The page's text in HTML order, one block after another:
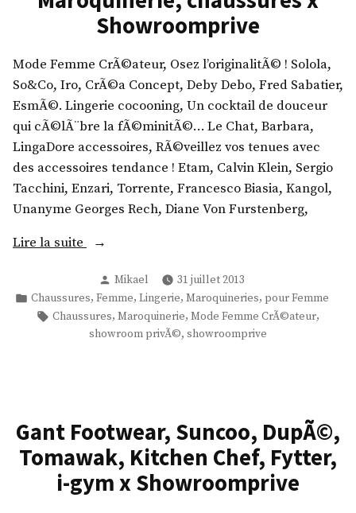
Showroomprive
Mode Femme CrÃ©ateur, Osez l’originalitÃ© ! Solola,
So&Co, Iro, CrÃ©a Concept, Deby Debo, Fred Sabatier,
EsmÃ©. Lingerie cocooning, Un cocktail de douceur
qui cÃ©lÃ¨bre la fÃ©minitÃ©… Le Chat, Barbara,
LingaDore accessoires, RÃ©veillez vos tenues avec
des accessoires tendance ! Etam, Calvin Klein, Sergio
Tacchini, Enzari, Torrente, Francesco Biasia, Kangol,
Unanyme Georges Rech, Diane Von Furstenberg,
Lire la suite
o
d
m
e
C
r
Publié
par
Mikael
31 juillet 2013
Publié
dans
Chaussures, Femme, Lingerie, Maroquineries, pour Femme
Étiquettes :
Chaussures, Maroquinerie, Mode Femme CrÃ©ateur,
showroom privÃ©, showroomprive
Gant Footwear, Suncoo, DupÃ©,
Tomawak, Kitchen Chef, Fytter,
i-gym x Showroomprive